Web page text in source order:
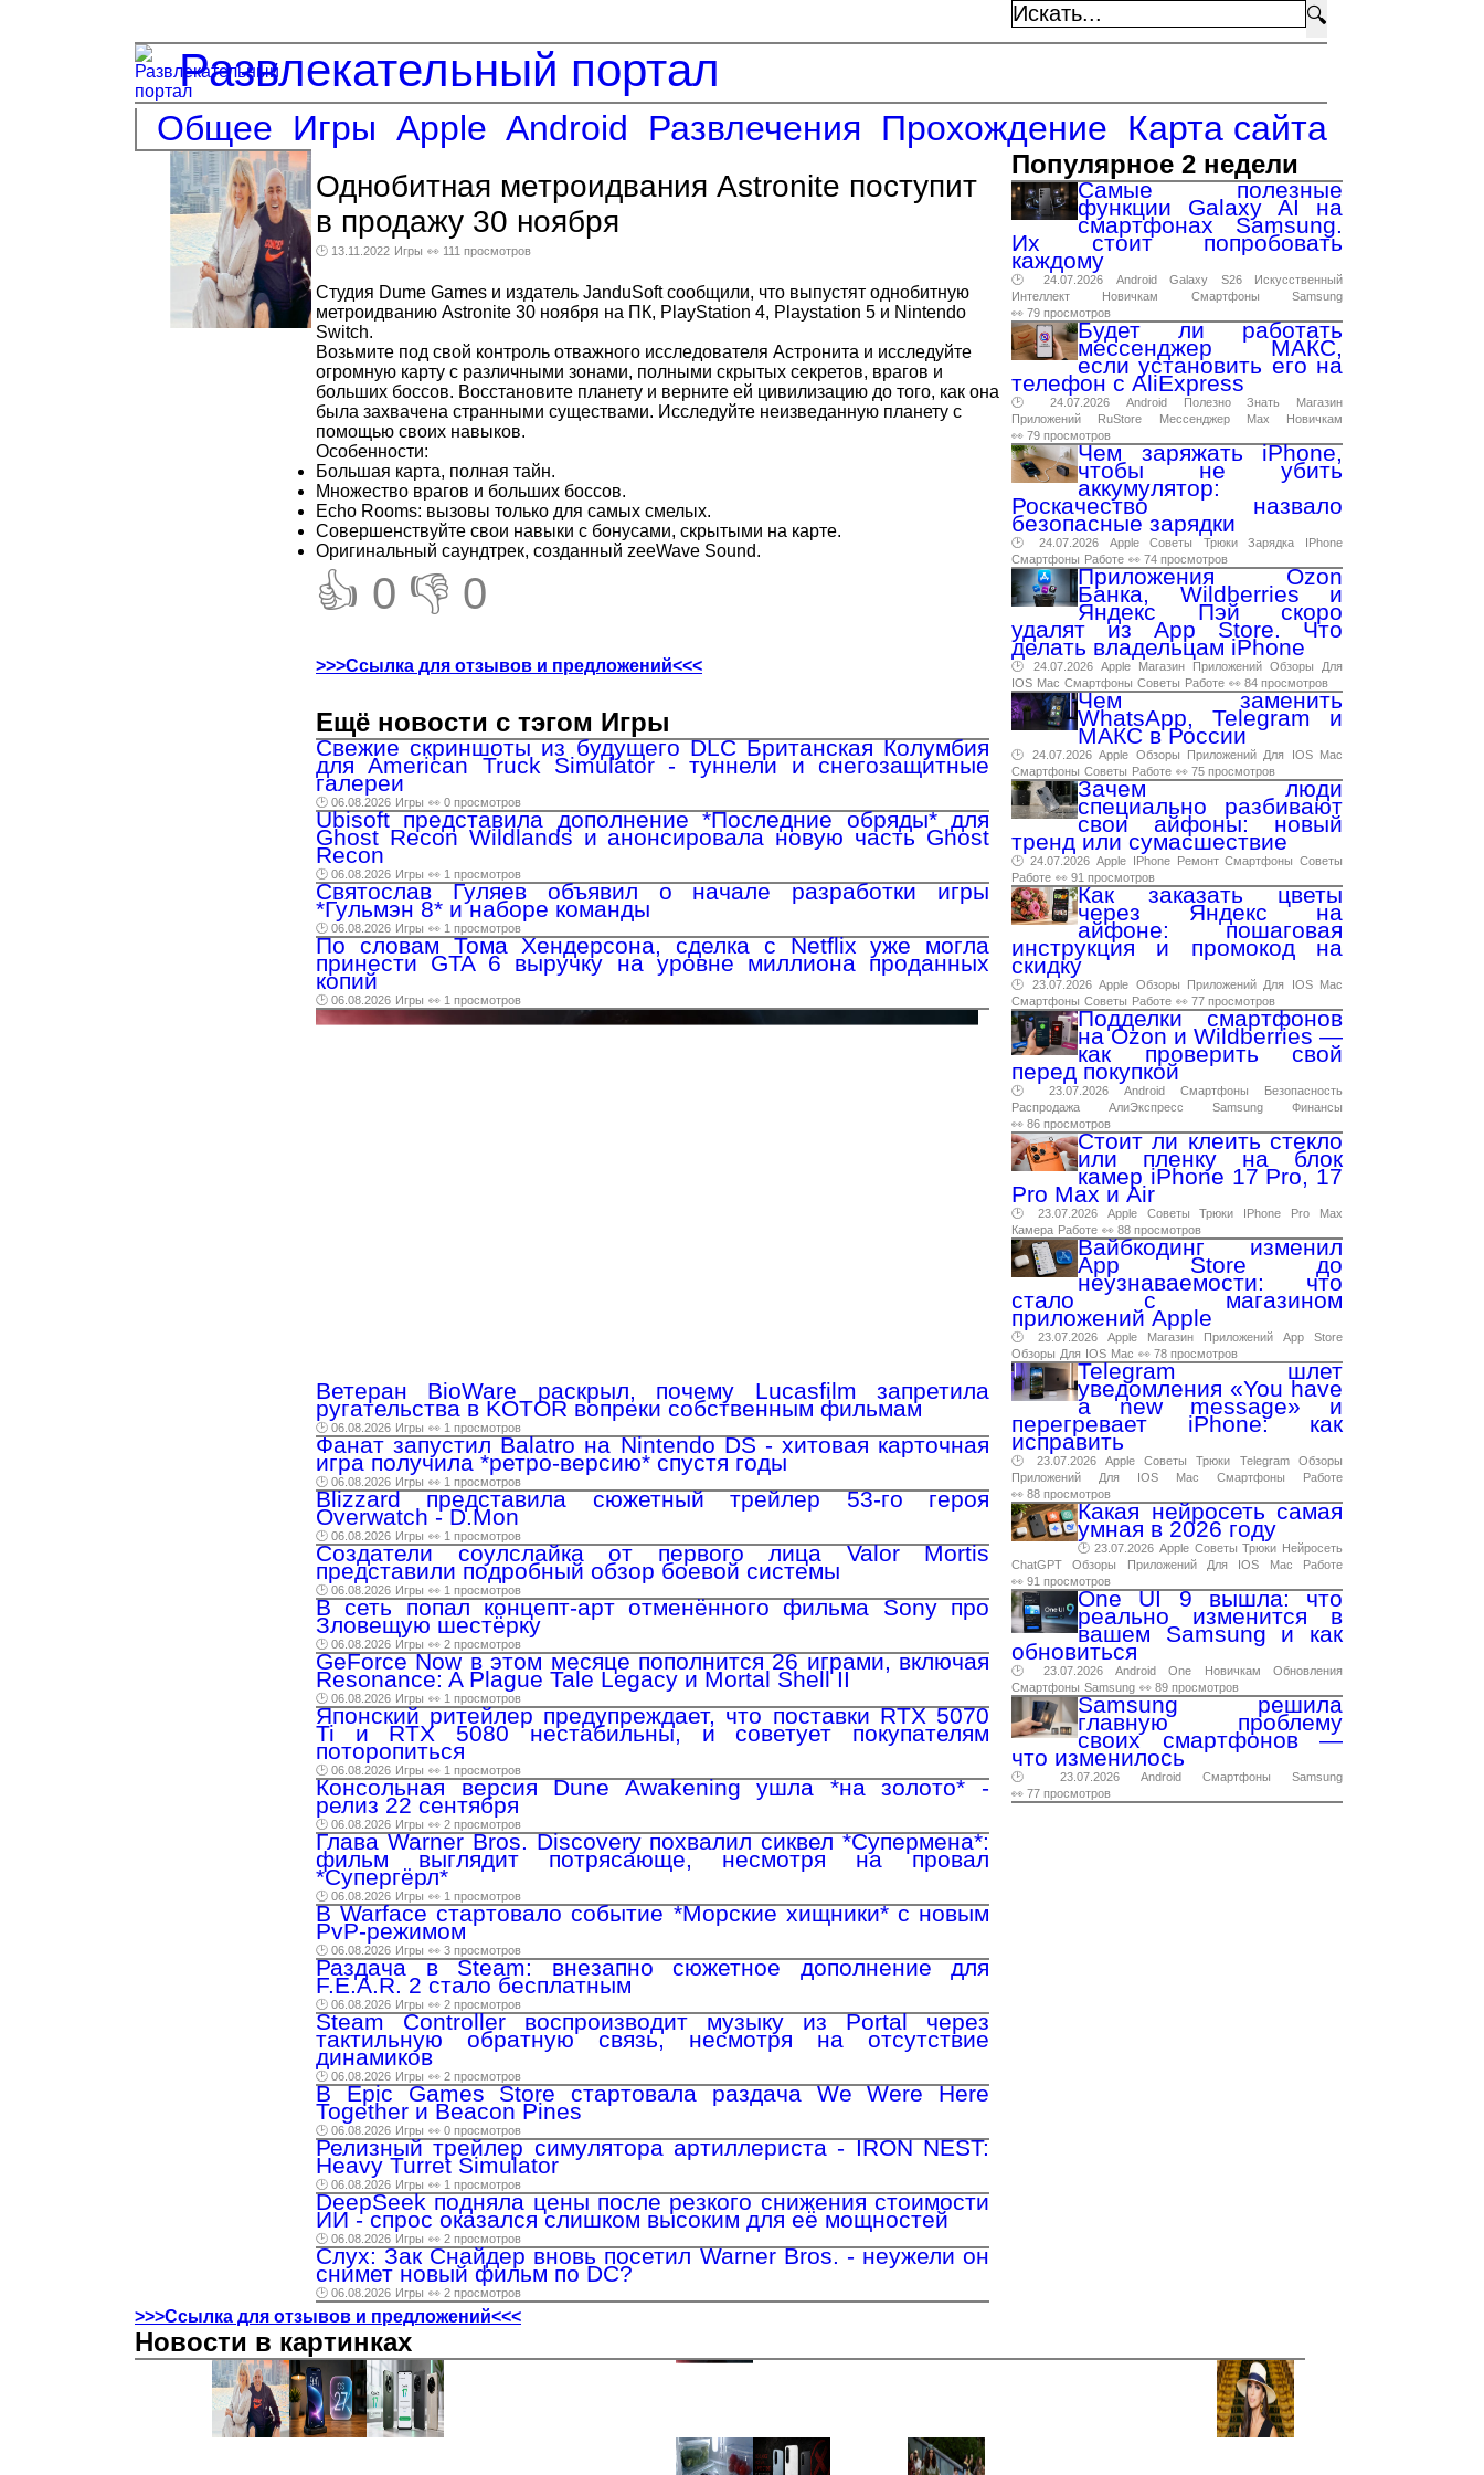
🔍
Развлекательный портал
Общее Игры Apple Android Развлечения Прохождение Карта сайта
Однобитная метроидвания Astronite поступит
в продажу 30 ноября
🕑 13.11.2022 Игры 👀 111 просмотров
Студия Dume Games и издатель JanduSoft сообщили, что выпустят однобитную
метроидванию Astronite 30 ноября на ПК, PlayStation 4, Playstation 5 и Nintendo
Switch.
Возьмите под свой контроль отважного исследователя Астронита и исследуйте
огромную карту с различными зонами, полными скрытых секретов, врагов и
больших боссов. Восстановите планету и верните ей цивилизацию до того, как она
была захвачена странными существами. Исследуйте неизведанную планету с
помощью своих навыков.
Особенности:
Большая карта, полная тайн.
Множество врагов и больших боссов.
Echo Rooms: вызовы только для самых смелых.
Совершенствуйте свои навыки с бонусами, скрытыми на карте.
Оригинальный саундтрек, созданный zeeWave Sound.
👍 0 👎 0
>>>Ссылка для отзывов и предложений<<<
Ещё новости с тэгом Игры
Свежие скриншоты из будущего DLC Британская Колумбия
для American Truck Simulator - туннели и снегозащитные
галереи
🕑 06.08.2026 Игры 👀 0 просмотров
Ubisoft представила дополнение *Последние обряды* для
Ghost Recon Wildlands и анонсировала новую часть Ghost
Recon
🕑 06.08.2026 Игры 👀 1 просмотров
Святослав Гуляев объявил о начале разработки игры
*Гульмэн 8* и наборе команды
🕑 06.08.2026 Игры 👀 1 просмотров
По словам Тома Хендерсона, сделка с Netflix уже могла
принести GTA 6 выручку на уровне миллиона проданных
копий
🕑 06.08.2026 Игры 👀 1 просмотров
Ветеран BioWare раскрыл, почему Lucasfilm запретила
ругательства в KOTOR вопреки собственным фильмам
🕑 06.08.2026 Игры 👀 1 просмотров
Фанат запустил Balatro на Nintendo DS - хитовая карточная
игра получила *ретро-версию* спустя годы
🕑 06.08.2026 Игры 👀 1 просмотров
Blizzard представила сюжетный трейлер 53-го героя
Overwatch - D.Mon
🕑 06.08.2026 Игры 👀 1 просмотров
Создатели соулслайка от первого лица Valor Mortis
представили подробный обзор боевой системы
🕑 06.08.2026 Игры 👀 1 просмотров
В сеть попал концепт-арт отменённого фильма Sony про
Зловещую шестёрку
🕑 06.08.2026 Игры 👀 2 просмотров
GeForce Now в этом месяце пополнится 26 играми, включая
Resonance: A Plague Tale Legacy и Mortal Shell II
🕑 06.08.2026 Игры 👀 1 просмотров
Японский ритейлер предупреждает, что поставки RTX 5070
Ti и RTX 5080 нестабильны, и советует покупателям
поторопиться
🕑 06.08.2026 Игры 👀 1 просмотров
Консольная версия Dune Awakening ушла *на золото* -
релиз 22 сентября
🕑 06.08.2026 Игры 👀 2 просмотров
Глава Warner Bros. Discovery похвалил сиквел *Супермена*:
фильм выглядит потрясающе, несмотря на провал
*Супергёрл*
🕑 06.08.2026 Игры 👀 1 просмотров
В Warface стартовало событие *Морские хищники* с новым
PvP-режимом
🕑 06.08.2026 Игры 👀 3 просмотров
Раздача в Steam: внезапно сюжетное дополнение для
F.E.A.R. 2 стало бесплатным
🕑 06.08.2026 Игры 👀 2 просмотров
Steam Controller воспроизводит музыку из Portal через
тактильную обратную связь, несмотря на отсутствие
динамиков
🕑 06.08.2026 Игры 👀 2 просмотров
В Epic Games Store стартовала раздача We Were Here
Together и Beacon Pines
🕑 06.08.2026 Игры 👀 0 просмотров
Релизный трейлер симулятора артиллериста - IRON NEST:
Heavy Turret Simulator
🕑 06.08.2026 Игры 👀 1 просмотров
DeepSeek подняла цены после резкого снижения стоимости
ИИ - спрос оказался слишком высоким для её мощностей
🕑 06.08.2026 Игры 👀 2 просмотров
Слух: Зак Снайдер вновь посетил Warner Bros. - неужели он
снимет новый фильм по DC?
🕑 06.08.2026 Игры 👀 2 просмотров
Популярное 2 недели
Самые полезные
функции Galaxy AI на
смартфонах Samsung.
Их стоит попробовать
каждому
🕑 24.07.2026 Android Galaxy S26
Искусственный
Интеллект
Новичкам Смартфоны
Samsung
👀 79 просмотров
Будет ли работать
мессенджер МАКС,
если установить его на
телефон с AliExpress
🕑 24.07.2026 Android Полезно Знать
Магазин
Приложений
RuStore Мессенджер Max
Новичкам
👀 79 просмотров
Чем заряжать iPhone,
чтобы не убить
аккумулятор:
Роскачество назвало
безопасные зарядки
🕑 24.07.2026 Apple Советы Трюки Зарядка
IPhone
Смартфоны Работе 👀 74 просмотров
Приложения Ozon
Банка, Wildberries и
Яндекс Пэй скоро
удалят из App Store. Что
делать владельцам iPhone
🕑 24.07.2026 Apple Магазин Приложений Обзоры
Для
IOS Mac Смартфоны Советы Работе 👀 84 просмотров
Чем заменить
WhatsApp, Telegram и
МАКС в России
🕑 24.07.2026 Apple Обзоры Приложений Для IOS
Mac
Смартфоны Советы Работе 👀 75 просмотров
Зачем люди
специально разбивают
свои айфоны: новый
тренд или сумасшествие
🕑 24.07.2026 Apple IPhone Ремонт Смартфоны Советы
Работе 👀 91 просмотров
Как заказать цветы
через Яндекс на
айфоне: пошаговая
инструкция и промокод на
скидку
🕑 23.07.2026 Apple Обзоры Приложений Для IOS
Mac
Смартфоны Советы Работе 👀 77 просмотров
Подделки смартфонов
на Ozon и Wildberries —
как проверить свой
перед покупкой
🕑 23.07.2026 Android Смартфоны
Безопасность
Распродажа
АлиЭкспресс Samsung
Финансы
👀 86 просмотров
Стоит ли клеить стекло
или пленку на блок
камер iPhone 17 Pro, 17
Pro Max и Air
🕑 23.07.2026 Apple Советы Трюки IPhone Pro
Max
Камера Работе 👀 88 просмотров
Вайбкодинг изменил
App Store до
неузнаваемости: что
стало с магазином
приложений Apple
🕑 23.07.2026 Apple Магазин Приложений App
Store
Обзоры Для IOS Mac 👀 78 просмотров
Telegram шлет
уведомления «You have
a new message» и
перегревает iPhone: как
исправить
🕑 23.07.2026 Apple Советы Трюки Telegram
Обзоры
Приложений
Для IOS Mac Смартфоны
Работе
👀 88 просмотров
Какая нейросеть самая
умная в 2026 году
🕑 23.07.2026 Apple Советы Трюки Нейросеть
ChatGPT
Обзоры Приложений Для IOS Mac
Работе
👀 91 просмотров
One UI 9 вышла: что
реально изменится в
вашем Samsung и как
обновиться
🕑 23.07.2026 Android One Новичкам
Обновления
Смартфоны Samsung 👀 89 просмотров
Samsung решила
главную проблему
своих смартфонов —
что изменилось
🕑 23.07.2026 Android Смартфоны
Samsung
👀 77 просмотров
>>>Ссылка для отзывов и предложений<<<
Новости в картинках